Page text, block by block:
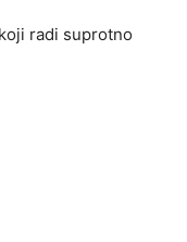
radi suprotno